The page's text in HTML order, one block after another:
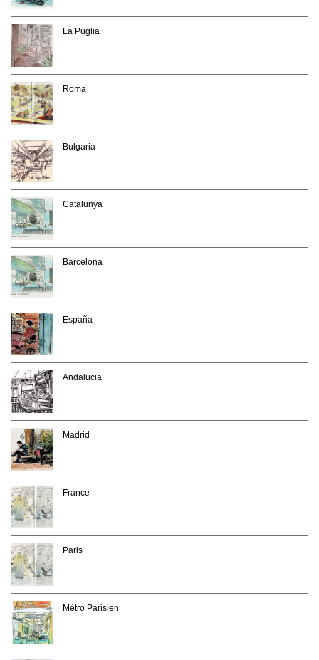
La Puglia
Roma
Bulgaria
Catalunya
Barcelona
España
Andalucia
Madrid
France
Paris
Métro Parisien